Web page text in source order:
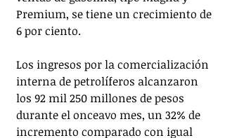
Premium, se tiene un crecimiento de
6 por ciento.
Los ingresos por la comercialización
interna de petrolíferos alcanzaron
los 92 mil 250 millones de pesos
durante el onceavo mes, un 32% de
incremento comparado con igual